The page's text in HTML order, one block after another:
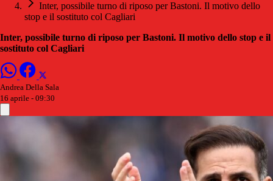
Inter, possibile turno di riposo per Bastoni. Il motivo dello
stop e il sostituto col Cagliari
Inter, possibile turno di riposo per Bastoni. Il motivo dello stop e il
sostituto col Cagliari
Andrea Della Sala
16 aprile - 09:30